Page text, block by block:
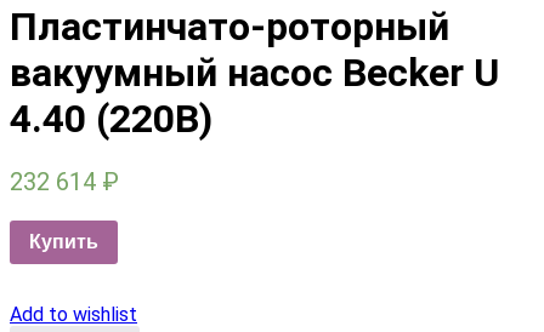
Пластинчато-роторный
вакуумный насос Becker U
4.40 (220В)
232 614 ₽
Купить
Add to wishlist